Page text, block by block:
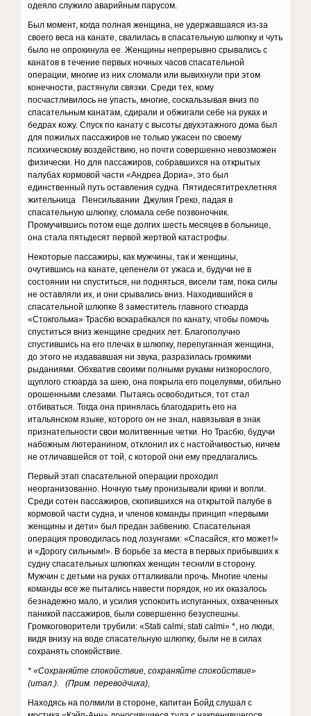
одеяло служило аварийным парусом.
Был момент, когда полная женщина, не удержавшаяся из-за
своего веса на канате, свалилась в спасательную шлюпку и чуть
было не опрокинула ее. Женщины непрерывно срывались с
канатов в течение первых ночных часов спасательной
операции, многие из них сломали или вывихнули при этом
конечности, растянули связки. Среди тех, кому
посчастливилось не упасть, многие, соскальзывая вниз по
спасательным канатам, сдирали и обжигали себе на руках и
бедрах кожу. Спуск по канату с высоты двухэтажного дома был
для пожилых пассажиров не только ужасен по своему
психическому воздействию, но почти совершенно невозможен
физически. Но для пассажиров, собравшихся на открытых
палубах кормовой части «Андреа Дориа», это был
единственный путь оставления судна. Пятидесятитрехлетняя
жительница Пенсильвании Джулия Греко, падая в
спасательную шлюпку, сломала себе позвоночник.
Промучившись потом еще долгих шесть месяцев в больнице,
она стала пятьдесят первой жертвой катастрофы.
Некоторые пассажиры, как мужчины, так и женщины,
очутившись на канате, цепенели от ужаса и, будучи не в
состоянии ни спуститься, ни подняться, висели там, пока силы
не оставляли их, и они срывались вниз. Находившийся в
спасательной шлюпке 8 заместитель главного стюарда
«Стокгольма» Трасбю вскарабкался по канату, чтобы помочь
спуститься вниз женщине средних лет. Благополучно
спустившись на его плечах в шлюпку, перепуганная женщина,
до этого не издававшая ни звука, разразилась громкими
рыданиями. Обхватив своими полными руками низкорослого,
щуплого стюарда за шею, она покрыла его поцелуями, обильно
орошенными слезами. Пытаясь освободиться, тот стал
отбиваться. Тогда она принялась благодарить его на
итальянском языке, которого он не знал, навязывая в знак
признательности свои молитвенные четки. Но Трасбю, будучи
набожным лютеранином, отклонил их с настойчивостью, ничем
не отличавшейся от той, с которой они ему предлагались.
Первый этап спасательной операции проходил
неорганизованно. Ночную тьму пронизывали крики и вопли.
Среди сотен пассажиров, скопившихся на открытой палубе в
кормовой части судна, и членов команды принцип «первыми
женщины и дети» был предан забвению. Спасательная
операция проводилась под лозунгами: «Спасайся, кто может!»
и «Дорогу сильным!». В борьбе за места в первых прибывших к
судну спасательных шлюпках женщин теснили в сторону.
Мужчин с детьми на руках отталкивали прочь. Многие члены
команды все же пытались навести порядок, но их оказалось
безнадежно мало, и усилия успокоить испуганных, охваченных
паникой пассажиров, были совершенно безуспешны.
Громкоговорители трубили: «Stati calmi, stati calmi» *, но люди,
видя внизу на воде спасательную шлюпку, были не в силах
сохранять спокойствие.
* «Сохраняйте спокойствие, сохраняйте спокойствие»
(итал.). (Прим. переводчика),
Находясь на полмили в стороне, капитан Бойд слушал с